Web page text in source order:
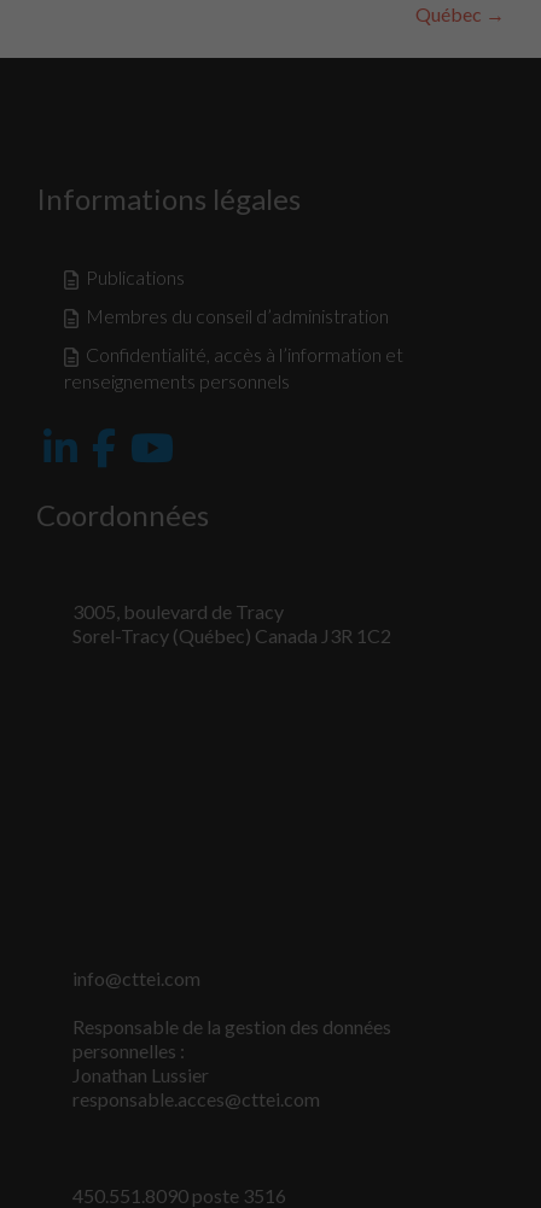
Québec →
Informations légales
Publications
Membres du conseil d’administration
Confidentialité, accès à l’information et
renseignements personnels
Coordonnées
3005, boulevard de Tracy
Sorel-Tracy (Québec) Canada J3R 1C2
info@cttei.com
Responsable de la gestion des données
personnelles :
Jonathan Lussier
responsable.acces@cttei.com
450.551.8090 poste 3516
Nécessaire